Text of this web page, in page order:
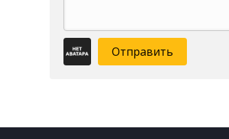
Отправить